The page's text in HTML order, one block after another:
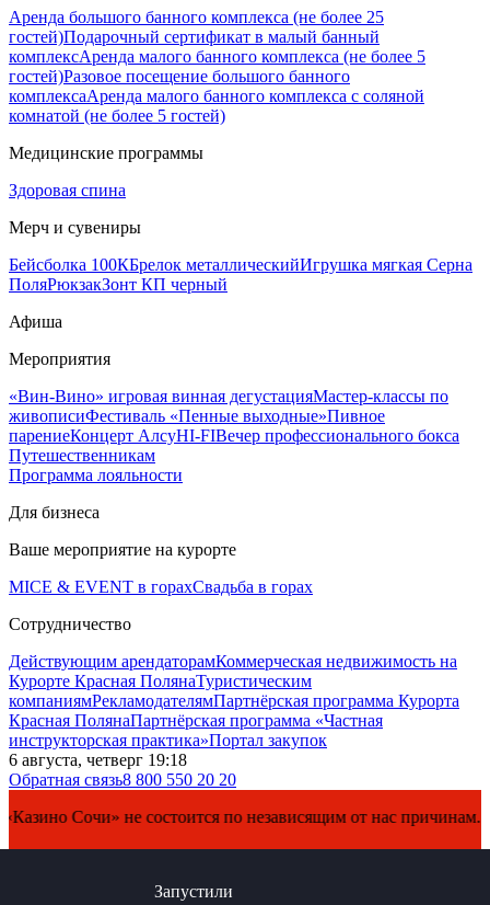
Аренда большого банного комплекса (не более 25
гостей)Подарочный сертификат в малый банный
комплексАренда малого банного комплекса (не более 5
гостей)Разовое посещение большого банного
комплексаАренда малого банного комплекса с соляной
комнатой (не более 5 гостей)
Медицинские программы
Здоровая спина
Мерч и сувениры
Бейсболка 100КБрелок металлическийИгрушка мягкая Серна
ПоляРюкзакЗонт КП черный
Афиша
Мероприятия
«Вин-Вино» игровая винная дегустацияМастер-классы по
живописиФестиваль «Пенные выходные»Пивное
парениеКонцерт АлсуHI-FIВечер профессионального бокса
Путешественникам
Программа лояльности
Для бизнеса
Ваше мероприятие на курорте
MICE & EVENT в горахСвадьба в горах
Сотрудничество
Действующим арендаторамКоммерческая недвижимость на
Курорте Красная ПолянаТуристическим
компаниямРекламодателямПартнёрская программа Курорта
Красная ПолянаПартнёрская программа «Частная
инструкторская практика»Портал закупок
6 августа, четверг 19:18
Обратная связь8 800 550 20 20
Сочи» не состоится по независящим от нас причинам.
Запустили